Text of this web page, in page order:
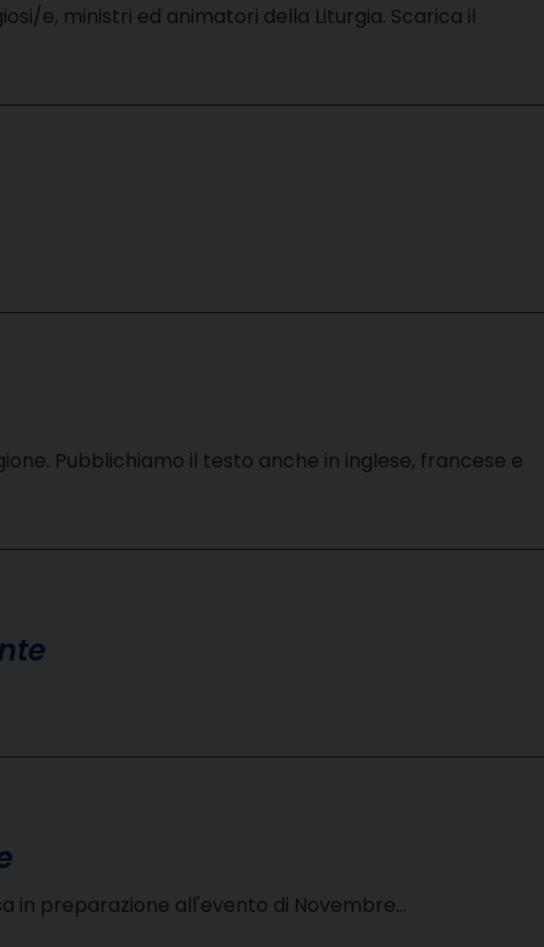
e, ministri ed animatori della Liturgia. Scarica il
Pubblichiamo il testo anche in inglese, francese e
in preparazione all'evento di Novembre…